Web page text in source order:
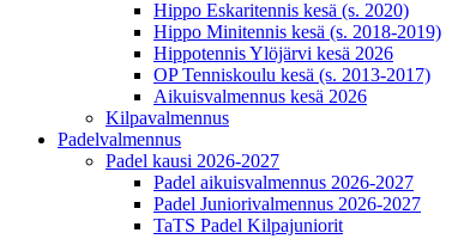
Hippo Eskaritennis kesä (s. 2020)
Hippo Minitennis kesä (s. 2018-2019)
Hippotennis Ylöjärvi kesä 2026
OP Tenniskoulu kesä (s. 2013-2017)
Aikuisvalmennus kesä 2026
Kilpavalmennus
Padelvalmennus
Padel kausi 2026-2027
Padel aikuisvalmennus 2026-2027
Padel Juniorivalmennus 2026-2027
TaTS Padel Kilpajuniorit